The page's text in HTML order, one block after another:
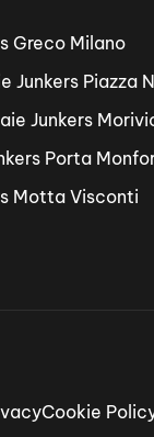
Greco Milano
Junkers Piazza
Junkers
Porta
Motta Visconti
Cookie